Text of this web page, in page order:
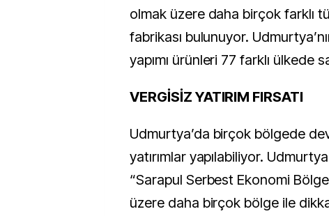
olmak üzere daha birçok farklı
fabrikası bulunuyor.
yapımı ürünleri 77 farklı ülkede
VERGİSİZ YATIRIM FIRSATI
Udmurtya’da birçok bölgede
yatırımlar yapılabiliyor.
“Sarapul Serbest Ekonomi
üzere daha birçok bölge ile